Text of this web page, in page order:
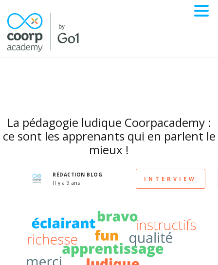
La pédagogie ludique Coorpacademy :
ce sont les apprenants qui en parlent le
mieux !
RÉDACTION BLOG
Il y a 9 ans
INTERVIEW